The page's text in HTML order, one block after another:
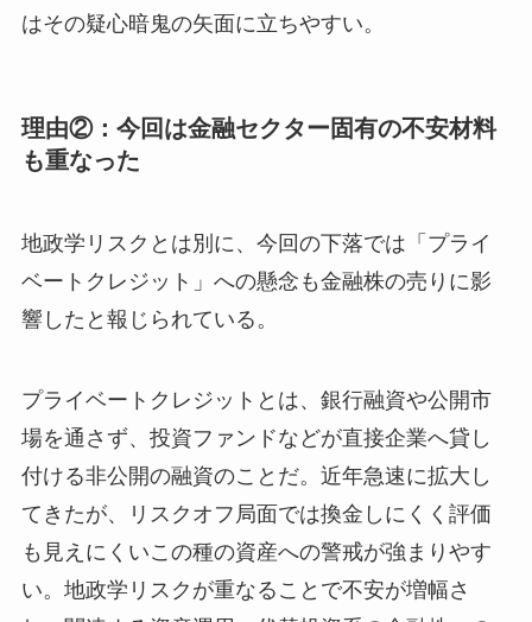
はその疑心暗鬼の矢面に立ちやすい。
理由②：今回は金融セクター固有の不安材料
も重なった
地政学リスクとは別に、今回の下落では「プライ
ベートクレジット」への懸念も金融株の売りに影
響したと報じられている。
プライベートクレジットとは、銀行融資や公開市
場を通さず、投資ファンドなどが直接企業へ貸し
付ける非公開の融資のことだ。近年急速に拡大し
てきたが、リスクオフ局面では換金しにくく評価
も見えにくいこの種の資産への警戒が強まりやす
い。地政学リスクが重なることで不安が増幅さ